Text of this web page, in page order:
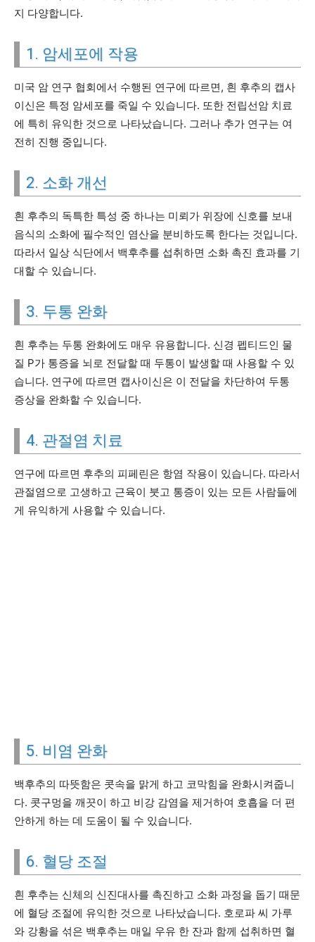
지 다양합니다.
1. 암세포에 작용
미국 암 연구 협회에서 수행된 연구에 따르면, 흰 후추의 캡사
이신은 특정 암세포를 죽일 수 있습니다. 또한 전립선암 치료
에 특히 유익한 것으로 나타났습니다. 그러나 추가 연구는 여
전히 진행 중입니다.
2. 소화 개선
흰 후추의 독특한 특성 중 하나는 미뢰가 위장에 신호를 보내
음식의 소화에 필수적인 염산을 분비하도록 한다는 것입니다.
따라서 일상 식단에서 백후추를 섭취하면 소화 촉진 효과를 기
대할 수 있습니다.
3. 두통 완화
흰 후추는 두통 완화에도 매우 유용합니다. 신경 펩티드인 물
질 P가 통증을 뇌로 전달할 때 두통이 발생할 때 사용할 수 있
습니다. 연구에 따르면 캡사이신은 이 전달을 차단하여 두통
증상을 완화할 수 있습니다.
4. 관절염 치료
연구에 따르면 후추의 피페린은 항염 작용이 있습니다. 따라서
관절염으로 고생하고 근육이 붓고 통증이 있는 모든 사람들에
게 유익하게 사용할 수 있습니다.
5. 비염 완화
백후추의 따뜻함은 콧속을 맑게 하고 코막힘을 완화시켜줍니
다. 콧구멍을 깨끗이 하고 비강 감염을 제거하여 호흡을 더 편
안하게 하는 데 도움이 될 수 있습니다.
6. 혈당 조절
흰 후추는 신체의 신진대사를 촉진하고 소화 과정을 돕기 때문
에 혈당 조절에 유익한 것으로 나타났습니다. 호로파 씨 가루
와 강황을 섞은 백후추는 매일 우유 한 잔과 함께 섭취하면 혈